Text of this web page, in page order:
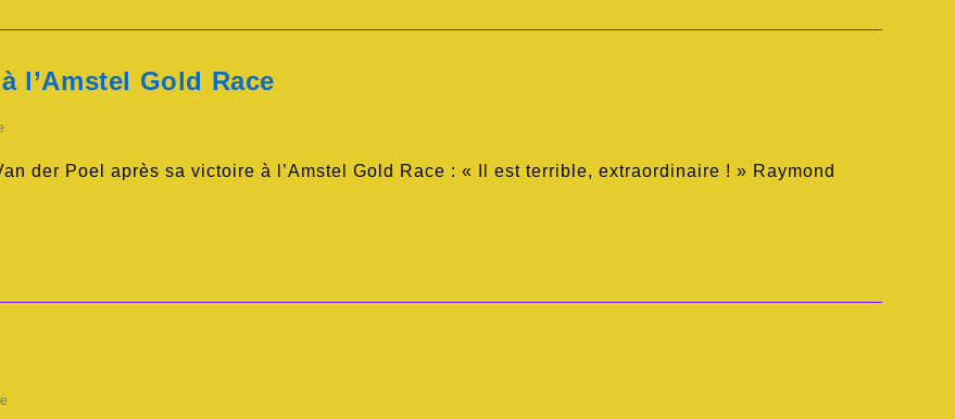
l’Amstel Gold Race
der Poel après sa victoire à l’Amstel Gold Race : « Il est terrible, extraordinaire ! » Raymond